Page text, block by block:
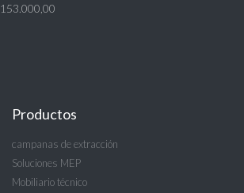
Productos
campanas de extracción
Soluciones MEP
Mobiliario técnico